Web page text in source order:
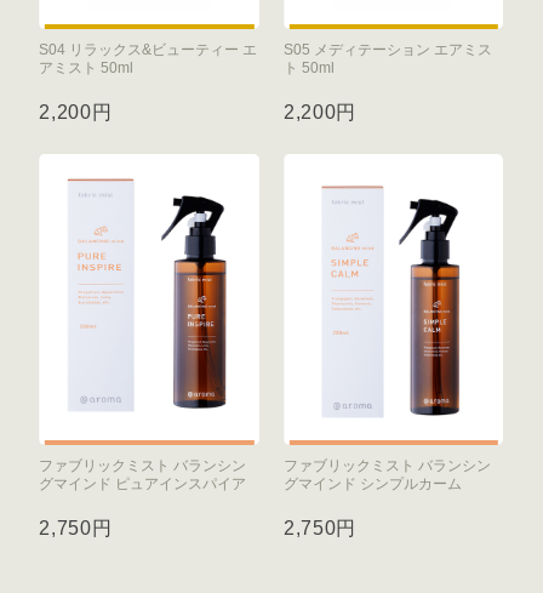
S04 リラックス&ビューティー エ
アミスト 50ml
2,200円
S05 メディテーション エアミス
ト 50ml
2,200円
ファブリックミスト バランシン
グマインド ピュアインスパイア
2,750円
ファブリックミスト バランシン
グマインド シンプルカーム
2,750円